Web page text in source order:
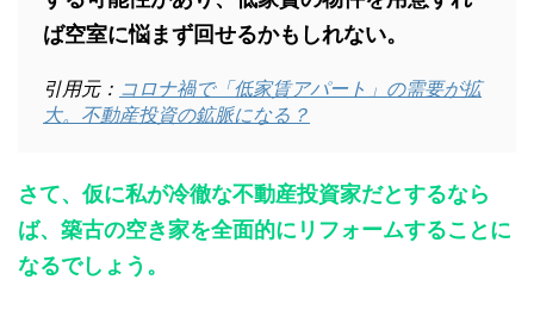
ば空室に悩まず回せるかもしれない。
引用元： コロナ禍で「低家賃アパート」の需要が拡
大。不動産投資の鉱脈になる？
さて、仮に私が冷徹な不動産投資家だとするなら
ば、築古の空き家を全面的にリフォームすることに
なるでしょう。